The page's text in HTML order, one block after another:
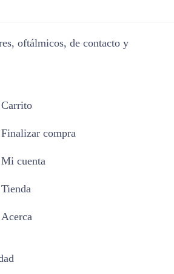
oftálmicos, de contacto y
Carrito
Finalizar compra
Mi cuenta
Tienda
Acerca